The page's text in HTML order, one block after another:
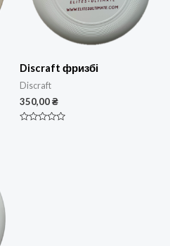
Discraft фризбі
Discraft
350,00₴